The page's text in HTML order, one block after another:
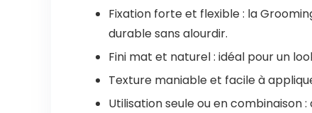
Fixation forte et flexible : la
durable sans alourdir.
Fini mat et naturel : idéal pour un
Texture maniable et facile à
Utilisation seule ou en combinaison